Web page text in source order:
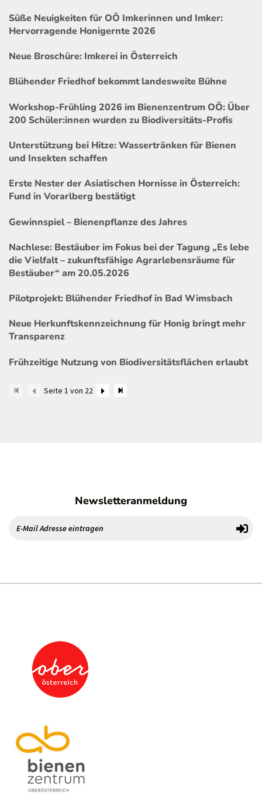
Süße Neuigkeiten für OÖ Imkerinnen und Imker:
Hervorragende Honigernte 2026
Neue Broschüre: Imkerei in Österreich
Blühender Friedhof bekommt landesweite Bühne
Workshop-Frühling 2026 im Bienenzentrum OÖ: Über
200 Schüler:innen wurden zu Biodiversitäts-Profis
Unterstützung bei Hitze: Wassertränken für Bienen
und Insekten schaffen
Erste Nester der Asiatischen Hornisse in Österreich:
Fund in Vorarlberg bestätigt
Gewinnspiel – Bienenpflanze des Jahres
Nachlese: Bestäuber im Fokus bei der Tagung „Es lebe
die Vielfalt – zukunftsfähige Agrarlebensräume für
Bestäuber“ am 20.05.2026
Pilotprojekt: Blühender Friedhof in Bad Wimsbach
Neue Herkunftskennzeichnung für Honig bringt mehr
Transparenz
Frühzeitige Nutzung von Biodiversitätsflächen erlaubt
Seite 1 von 22
Newsletteranmeldung